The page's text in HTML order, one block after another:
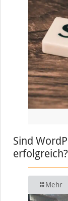
Sind
erfolgreich?
Mehr